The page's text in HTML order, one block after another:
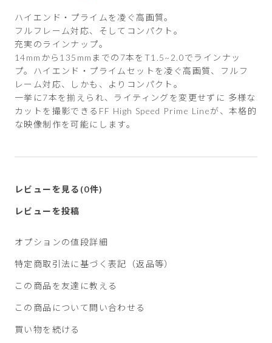
ハイエンド・プライムを凌ぐ高画質。
フルフレーム対応、そしてコンパクト。
充実のラインナップ。
14mmから135mmまでの7本をT1.5~2.0でラインナッ
プ。ハイエンド・プライムセットを凌ぐ高画質、フルフ
レーム対応、しかも、よりコンパクト。
一挙に7本を揃えられ、ライティングを変更せずに 多様な
カットを撮影できるFF High Speed Prime Lineが、本格的
な映像制作を可能にします。
レビューを見る(0件)
レビューを投稿
オプションの値段詳細
特定商取引法に基づく表記（返品等）
この商品を友達に教える
この商品について問い合わせる
買い物を続ける